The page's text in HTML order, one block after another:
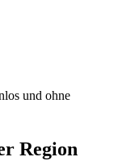
und ohne
Region